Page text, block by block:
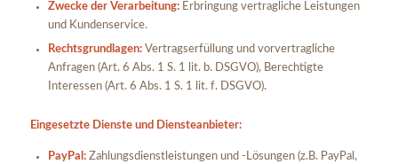
Zwecke der Verarbeitung:Erbringung vertragliche Leistungen
und Kundenservice.
Rechtsgrundlagen:Vertragserfüllung und vorvertragliche
Anfragen (Art. 6 Abs. 1 S. 1 lit. b. DSGVO), Berechtigte
Interessen (Art. 6 Abs. 1 S. 1 lit. f. DSGVO).
Eingesetzte Dienste und Diensteanbieter:
PayPal:Zahlungsdienstleistungen und -Lösungen (z.B. PayPal,